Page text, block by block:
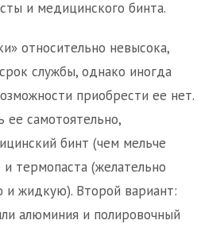
и медицинского бинта.
относительно невысока,
службы, однако иногда
приобрести ее нет.
ее самотоятельно,
бинт (чем мельче
термопаста (желательно
и жидкую). Второй вариант:
алюминия и полировочный